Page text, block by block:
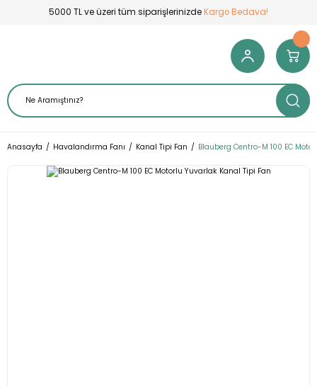
5000 TL ve üzeri tüm siparişlerinizde Kargo Bedava!
Anasayfa Havalandırma Fanı Kanal Tipi Fan Blauberg Centro-M 100 EC